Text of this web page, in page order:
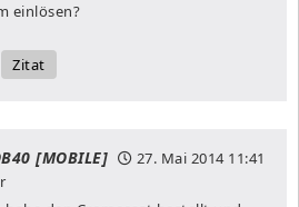
einlösen?
Zitat
[MOBILE] 27. Mai 201411:41